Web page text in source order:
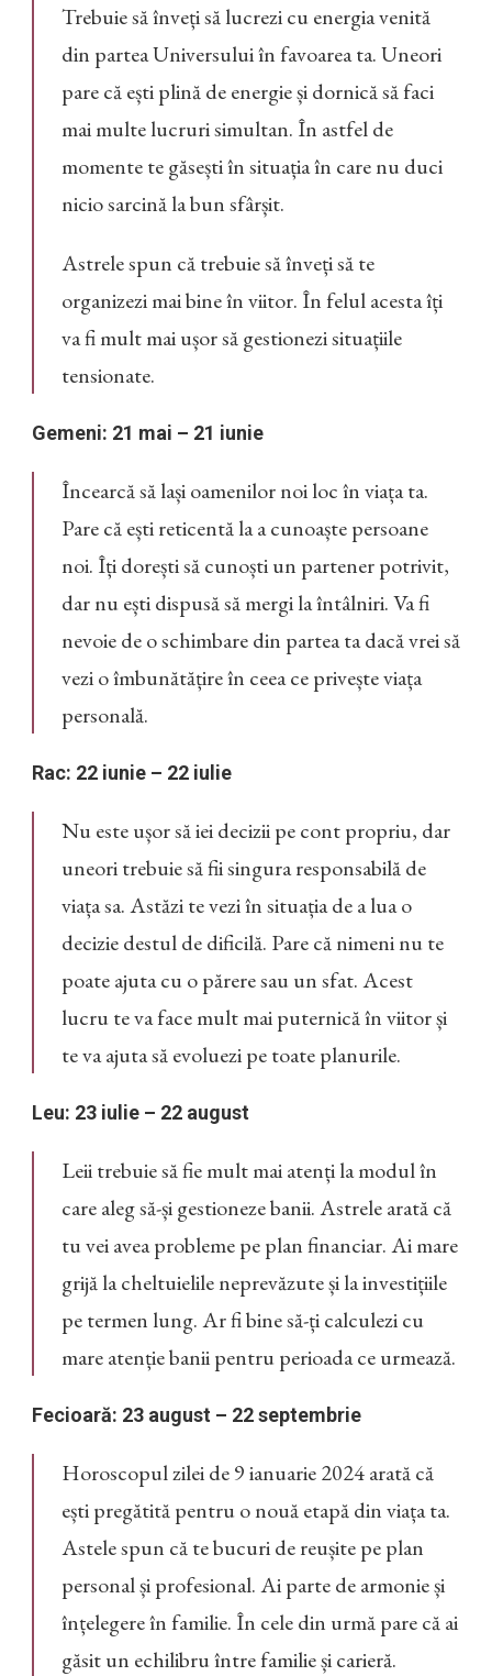
Trebuie să înveți să lucrezi cu energia venită
din partea Universului în favoarea ta. Uneori
pare că ești plină de energie și dornică să faci
mai multe lucruri simultan. În astfel de
momente te găsești în situația în care nu duci
nicio sarcină la bun sfârșit.
Astrele spun că trebuie să înveți să te
organizezi mai bine în viitor. În felul acesta îți
va fi mult mai ușor să gestionezi situațiile
tensionate.
Gemeni: 21 mai – 21 iunie
Încearcă să lași oamenilor noi loc în viața ta.
Pare că ești reticentă la a cunoaște persoane
noi. Îți dorești să cunoști un partener potrivit,
dar nu ești dispusă să mergi la întâlniri. Va fi
nevoie de o schimbare din partea ta dacă vrei să
vezi o îmbunătățire în ceea ce privește viața
personală.
Rac: 22 iunie – 22 iulie
Nu este ușor să iei decizii pe cont propriu, dar
uneori trebuie să fii singura responsabilă de
viața sa. Astăzi te vezi în situația de a lua o
decizie destul de dificilă. Pare că nimeni nu te
poate ajuta cu o părere sau un sfat. Acest
lucru te va face mult mai puternică în viitor și
te va ajuta să evoluezi pe toate planurile.
Leu: 23 iulie – 22 august
Leii trebuie să fie mult mai atenți la modul în
care aleg să-și gestioneze banii. Astrele arată că
tu vei avea probleme pe plan financiar. Ai mare
grijă la cheltuielile neprevăzute și la investițiile
pe termen lung. Ar fi bine să-ți calculezi cu
mare atenție banii pentru perioada ce urmează.
Fecioară: 23 august – 22 septembrie
Horoscopul zilei de 9 ianuarie 2024 arată că
ești pregătită pentru o nouă etapă din viața ta.
Astele spun că te bucuri de reușite pe plan
personal și profesional. Ai parte de armonie și
înțelegere în familie. În cele din urmă pare că ai
găsit un echilibru între familie și carieră.